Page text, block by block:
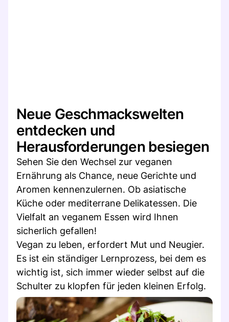
Neue Geschmackswelten
entdecken und
Herausforderungen besiegen
Sehen Sie den Wechsel zur veganen
Ernährung als Chance, neue Gerichte und
Aromen kennenzulernen. Ob asiatische
Küche oder mediterrane Delikatessen. Die
Vielfalt an veganem Essen wird Ihnen
sicherlich gefallen!
Vegan zu leben, erfordert Mut und Neugier.
Es ist ein ständiger Lernprozess, bei dem es
wichtig ist, sich immer wieder selbst auf die
Schulter zu klopfen für jeden kleinen Erfolg.